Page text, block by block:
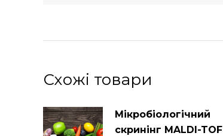
Схожі товари
Мікробіологічний
скринінг MALDI-TOF